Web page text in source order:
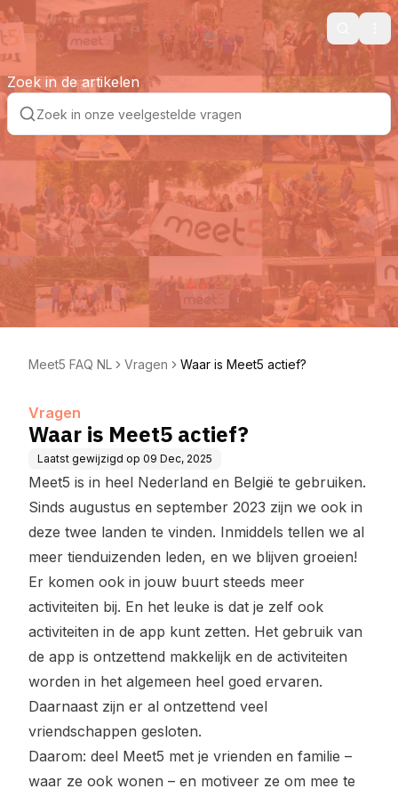
Search
Zoek in de artikelen
Meet5 FAQ NL Vragen Waar is Meet5 actief?
Vragen
Waar is Meet5 actief?
Laatst gewijzigd op 09 Dec, 2025
Meet5 is in heel Nederland en België te gebruiken.
Sinds augustus en september 2023 zijn we ook in
deze twee landen te vinden. Inmiddels tellen we al
meer tienduizenden leden, en we blijven groeien!
Er komen ook in jouw buurt steeds meer
activiteiten bij. En het leuke is dat je zelf ook
activiteiten in de app kunt zetten. Het gebruik van
de app is ontzettend makkelijk en de activiteiten
worden in het algemeen heel goed ervaren.
Daarnaast zijn er al ontzettend veel
vriendschappen gesloten.
Daarom: deel Meet5 met je vrienden en familie –
waar ze ook wonen – en motiveer ze om mee te